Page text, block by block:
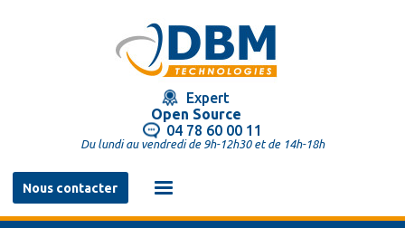
Expert
Open Source
04 78 60 00 11
Du lundi au vendredi de 9h-12h30 et de 14h-18h
Nous contacter
Navigation
principale